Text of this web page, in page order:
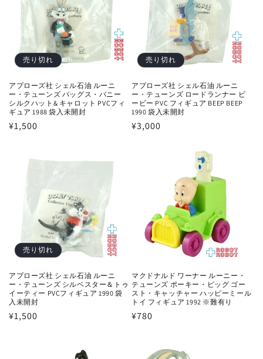
売り切れ
アプローズ社 シェル石油 ルーニ
ー・テューンズ バッグス・バニー
シルクハット& キャロット PVCフィ
ギュア 1988 袋入未開封
通
¥1,500
売り切れ
アプローズ社 シェル石油 ルーニ
ー・テューンズ ロードランナー ビ
ービー PVC フィギュア BEEP BEEP
1990 袋入未開封
通
¥3,000
売り切れ
アプローズ社 シェル石油 ルーニ
ー・テューンズ シルベスター＆トゥ
イーティー PVCフィギュア 1990 袋
入未開封
通
¥1,500
マクドナルド ワーナー ルーニー・
テューンズ ポーキー・ピッグ ゴー
スト・キャッチャー ハッピーミール
トイ フィギュア 1992 ※難有り
通
¥780